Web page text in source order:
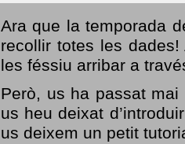
Ara que la temporada
recollir totes les
les féssiu arribar a
Però, us ha passat
us heu deixat
us deixem un petit